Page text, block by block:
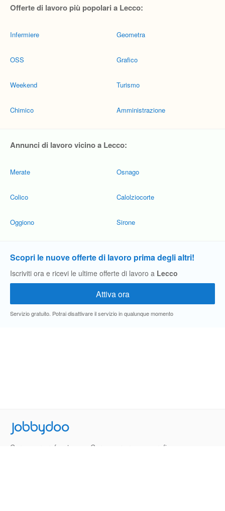
Offerte di lavoro più popolari a Lecco:
Infermiere
OSS
Weekend
Chimico
Geometra
Grafico
Turismo
Amministrazione
Annunci di lavoro vicino a Lecco:
Merate
Colico
Oggiono
Osnago
Calolziocorte
Sirone
Scopri le nuove offerte di lavoro prima degli altri!
Iscriviti ora e ricevi le ultime offerte di lavoro a Lecco
Servizio gratuito. Potrai disattivare il servizio in qualunque momento
Jobbydoo
Cerca per professione
Cerca per area geografica